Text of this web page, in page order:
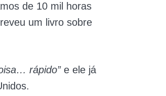
de 10 mil horas
um livro sobre
rápido”e ele já